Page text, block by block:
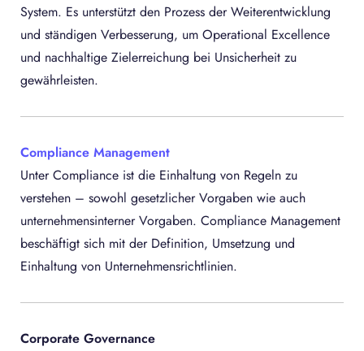
System. Es unterstützt den Prozess der Weiterentwicklung
und ständigen Verbesserung, um Operational Excellence
und nachhaltige Zielerreichung bei Unsicherheit zu
gewährleisten.
Compliance Management
Unter Compliance ist die Einhaltung von Regeln zu
verstehen – sowohl gesetzlicher Vorgaben wie auch
unternehmensinterner Vorgaben. Compliance Management
beschäftigt sich mit der Definition, Umsetzung und
Einhaltung von Unternehmensrichtlinien.
Corporate Governance